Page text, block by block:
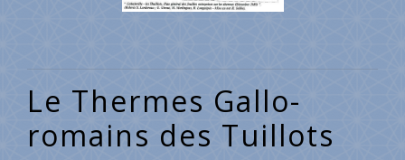
Le Thermes Gallo-
romains des Tuillots